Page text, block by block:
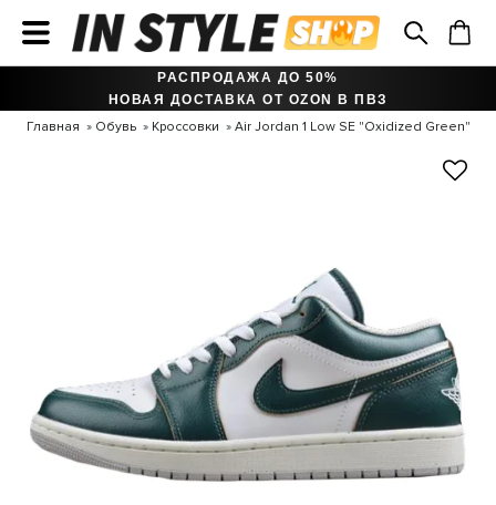
РАСПРОДАЖА ДО 50%
НОВАЯ ДОСТАВКА ОТ OZON В ПВЗ
Главная Обувь Кроссовки Air Jordan 1 Low SE "Oxidized Green"